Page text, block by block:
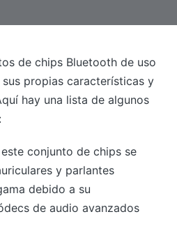
de chips Bluetooth de uso
propias características y
hay una lista de algunos
conjunto de chips se
y parlantes
debido a su
de audio avanzados